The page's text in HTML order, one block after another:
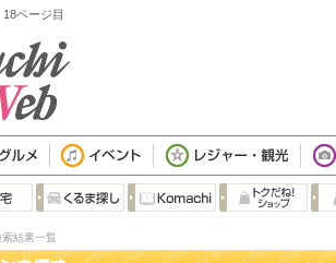
ページ目
索結果一覧